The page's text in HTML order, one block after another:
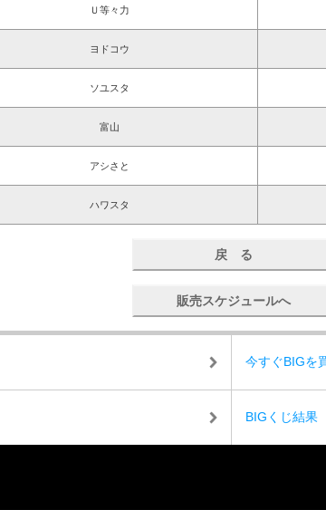
Ｕ等々力
ヨドコウ
ソユスタ
富山
アシさと
ハワスタ
戻 る
販売スケジュールへ
今すぐBIGを
BIGくじ結果